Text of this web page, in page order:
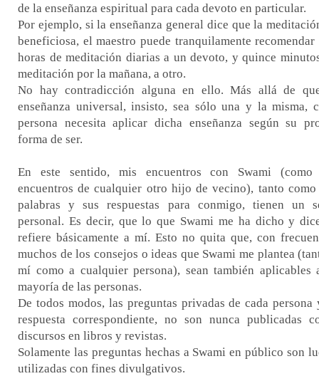
de la enseñanza espiritual para cada devoto en particular.
Por ejemplo, si la enseñanza general dice que la
beneficiosa, el maestro puede tranquilamente recomendar
horas de meditación diarias a un devoto, y quince
meditación por la mañana, a otro.
No hay contradicción alguna en ello. Más allá de
enseñanza universal, insisto, sea sólo una y la misma,
persona necesita aplicar dicha enseñanza según su
forma de ser.
En este sentido, mis encuentros con Swami (como
encuentros de cualquier otro hijo de vecino), tanto como
palabras y sus respuestas para conmigo, tienen un
personal. Es decir, que lo que Swami me ha dicho y
refiere básicamente a mí. Esto no quita que, con
muchos de los consejos o ideas que Swami me plantea
mí como a cualquier persona), sean también aplicables
mayoría de las personas.
De todos modos, las preguntas privadas de cada persona
respuesta correspondiente, no son nunca publicadas
discursos en libros y revistas.
Solamente las preguntas hechas a Swami en público son
utilizadas con fines divulgativos.